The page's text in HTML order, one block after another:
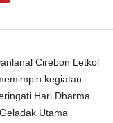
Cirebon Letkol
kegiatan
Hari Dharma
Utama